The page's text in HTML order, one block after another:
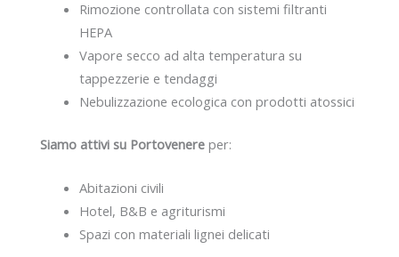
Rimozione controllata con sistemi filtranti
HEPA
Vapore secco ad alta temperatura su
tappezzerie e tendaggi
Nebulizzazione ecologica con prodotti atossici
Siamo attivi su Portovenere per:
Abitazioni civili
Hotel, B&B e agriturismi
Spazi con materiali lignei delicati